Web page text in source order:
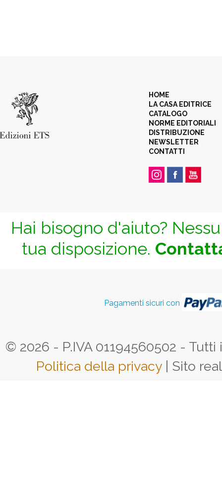
HOME
LA CASA EDITRICE
CATALOGO
NORME EDITORIALI
DISTRIBUZIONE
NEWSLETTER
CONTATTI
Hai bisogno d'aiuto?
tua disposizione.
Pagamenti sicuri con
© 2026 - P.IVA 01194560502 -
Politica della privacy | Sito